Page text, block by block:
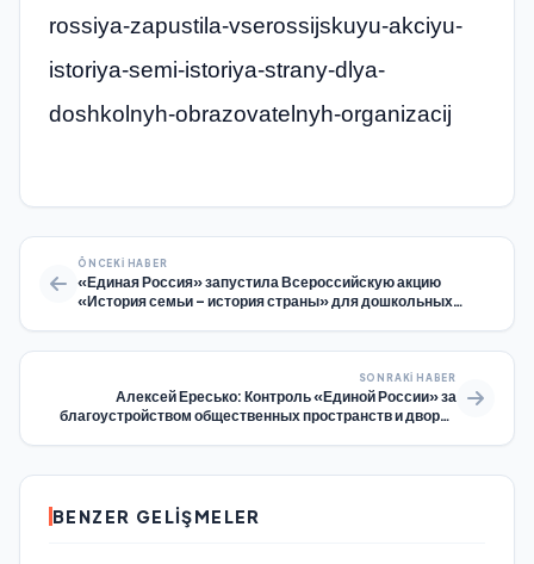
rossiya-zapustila-vserossijskuyu-akciyu-
istoriya-semi-istoriya-strany-dlya-
doshkolnyh-obrazovatelnyh-organizacij
ÖNCEKI HABER
«Единая Россия» запустила Всероссийскую акцию
«История семьи – история страны» для дошкольных
SONRAKI HABER
Алексей Ересько: Контроль «Единой России» за
благоустройством общественных пространств и дворов
BENZER GELIŞMELER